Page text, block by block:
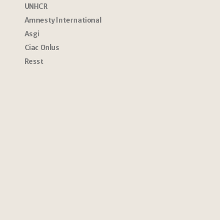
UNHCR
Amnesty International
Asgi
Ciac Onlus
Resst